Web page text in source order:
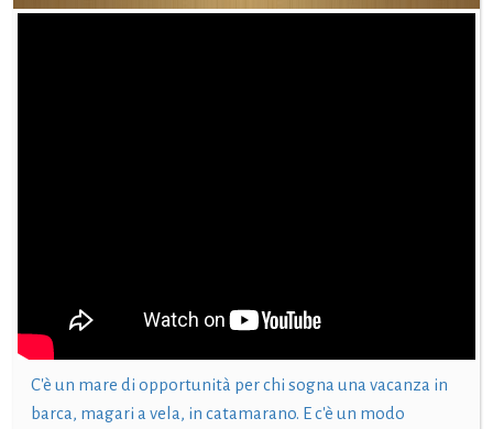
C'è un mare di opportunità per chi sogna una vacanza in
barca, magari a vela, in catamarano. E c'è un modo